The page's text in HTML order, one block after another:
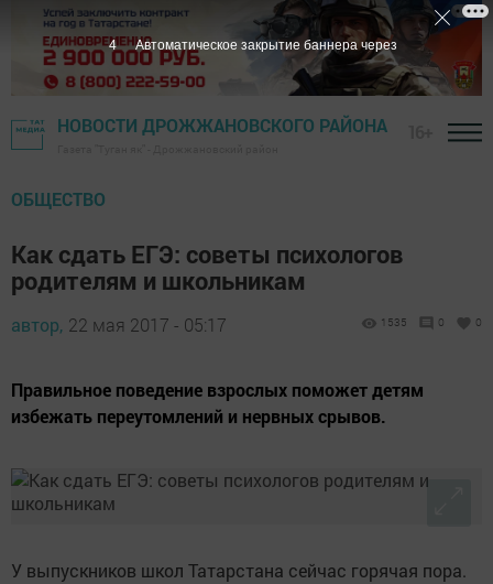
НОВОСТИ ДРОЖЖАНОВСКОГО РАЙОНА
ОБЩЕСТВО
Как сдать ЕГЭ: советы психологов
родителям и школьникам
автор, 22 мая 2017 - 05:17 1535 0 0
Правильное поведение взрослых поможет детям
избежать переутомлений и нервных срывов.
У выпускников школ Татарстана сейчас горячая пора.
3 Автоматическое закрытие баннера через